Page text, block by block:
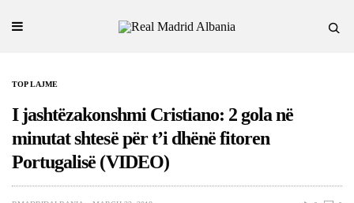
TOP LAJME
I jashtëzakonshmi Cristiano: 2 gola në
minutat shtesë për t’i dhënë fitoren
Portugalisë (VIDEO)